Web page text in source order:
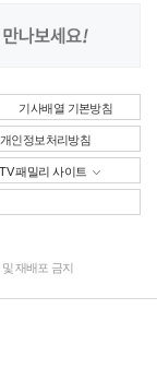
기사배열 기본방침
인정보처리방침
패밀리 사이트
및 재배포 금지